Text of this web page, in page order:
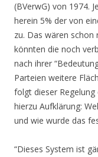
(BVerwG) von 1974.
herein 5% der von
zu. Das wären schon
könnten die noch
nach ihrer
Parteien weitere
folgt dieser
hierzu Aufklärung:
und wie wurde das
“Dieses System ist